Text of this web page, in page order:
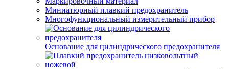
Миниатюрный плавкий предохранитель
Многофункциональный измерительный прибор
Основание для цилиндрического предохранителя